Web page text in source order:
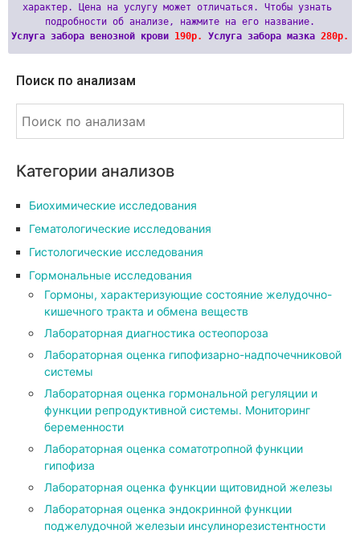
характер. Цена на услугу может отличаться. Чтобы узнать
Услуга забора венозной крови 190р. Услуга забора мазка 280р.
Поиск по анализам
Категории анализов
Биохимические исследования
Гематологические исследования
Гистологические исследования
Гормональные исследования
Гормоны, характеризующие состояние желудочно-
кишечного тракта и обмена веществ
Лабораторная диагностика остеопороза
Лабораторная оценка гипофизарно-надпочечниковой
системы
Лабораторная оценка гормональной регуляции и
функции репродуктивной системы. Мониторинг
беременности
Лабораторная оценка соматотропной функции
гипофиза
Лабораторная оценка функции щитовидной железы
Лабораторная оценка эндокринной функции
поджелудочной железыи инсулинорезистентности